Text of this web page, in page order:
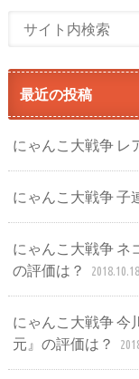
最近の投稿
にゃんこ大戦争 レ
にゃんこ大戦争 子
にゃんこ大戦争 ネ
の評価は？
2018.10.18
にゃんこ大戦争 今
元』の評価は？